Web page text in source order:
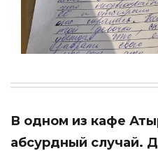
В одном из кафе
абсурдный случай.